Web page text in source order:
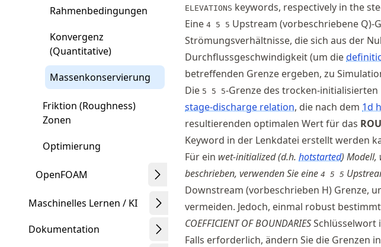
Rahmenbedingungen
Konvergenz
(Quantitative)
Massenkonservierung
Friktion (Roughness)
Zonen
Optimierung
OpenFOAM
Maschinelles Lernen / KI
Dokumentation
ELEVATIONS keywords, respectively in the
Eine 4 5 5 Upstream (vorbeschriebene
Strömungsverhältnisse, die sich aus der
Durchflussgeschwindigkeit (um die
betreffenden Grenze ergeben, zu
Die 5 5 5-Grenze des trocken-
stage-discharge relation, die nach dem 1d
resultierenden optimalen Wert für das
Keyword in der Lenkdatei erstellt werden
Für ein wet-initialized(d.h. hotstarted) Modell,
beschrieben, verwenden Sie eine 4 5 5
Downstream (vorbeschrieben H) Grenze,
vermeiden. Jedoch, einmal robust
COEFFICIENT OF BOUNDARIESSchlüsselwort
Falls erforderlich, ändern Sie die Grenzen